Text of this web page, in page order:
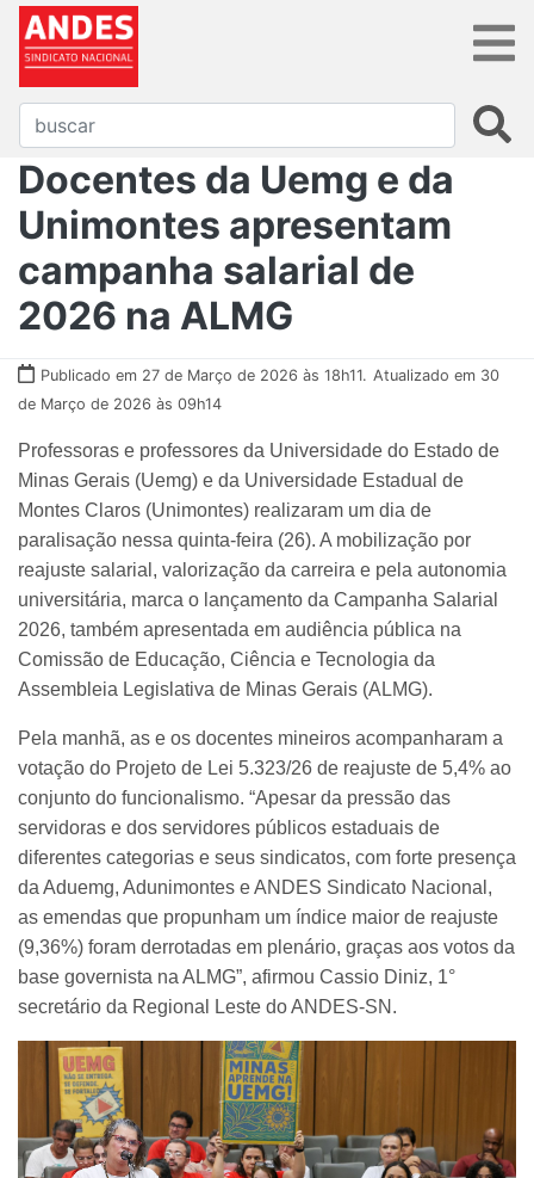
Docentes da Uemg e da
Unimontes apresentam
campanha salarial de
2026 na ALMG
Publicado em 27 de Março de 2026 às 18h11. Atualizado em 30
de Março de 2026 às 09h14
Professoras e professores da Universidade do Estado de
Minas Gerais (Uemg) e da Universidade Estadual de
Montes Claros (Unimontes) realizaram um dia de
paralisação nessa quinta-feira (26). A mobilização por
reajuste salarial, valorização da carreira e pela autonomia
universitária, marca o lançamento da Campanha Salarial
2026, também apresentada em audiência pública na
Comissão de Educação, Ciência e Tecnologia da
Assembleia Legislativa de Minas Gerais (ALMG).
Pela manhã, as e os docentes mineiros acompanharam a
votação do Projeto de Lei 5.323/26 de reajuste de 5,4% ao
conjunto do funcionalismo. “Apesar da pressão das
servidoras e dos servidores públicos estaduais de
diferentes categorias e seus sindicatos, com forte presença
da Aduemg, Adunimontes e ANDES Sindicato Nacional,
as emendas que propunham um índice maior de reajuste
(9,36%) foram derrotadas em plenário, graças aos votos da
base governista na ALMG”, afirmou Cassio Diniz, 1°
secretário da Regional Leste do ANDES-SN.